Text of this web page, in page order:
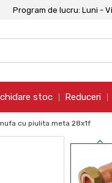
Program de lucru: Luni -
stoc Reduceri
cu piulita meta 28x1f